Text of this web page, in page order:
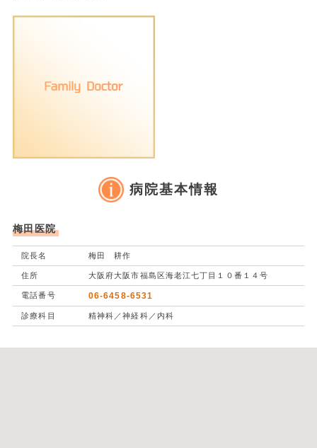
病院基本情報
梅田医院
院長名 梅田 耕作
住所 大阪府大阪市福島区海老江七丁目１０番１４号
電話番号 06-6458-6531
診療科目 精神科／神経科／内科